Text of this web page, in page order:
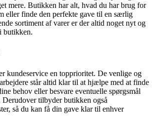
mere. Butikken har alt, hvad du har brug for
eller finde den perfekte gave til en særlig
sortiment af varer er der altid noget nyt og
butikken.
kundeservice en topprioritet. De venlige og
står altid klar til at hjælpe med at finde
behov eller besvare eventuelle spørgsmål
tilbyder butikken også
så du kan få din gave klar til enhver